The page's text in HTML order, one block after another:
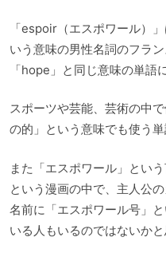
「espoir（エスポワール）
いう意味の男性名詞のフラ
「hope」と同じ意味の単語
スポーツや芸能、芸術の中
の的」という意味でも使う単
また「エスポワール」とい
という漫画の中で、主人公
名前に「エスポワール号」
いる人もいるのではないかと